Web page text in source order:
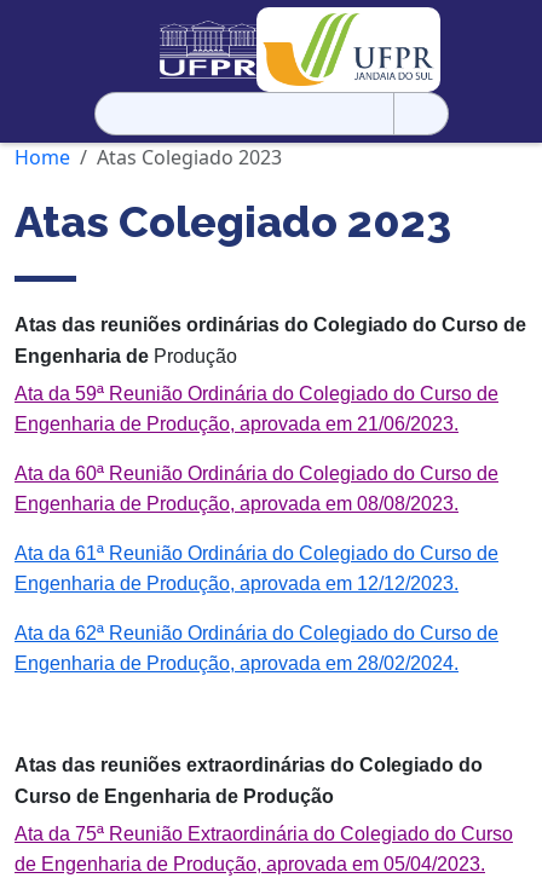
Pesquisar
por:
Home
Atas Colegiado 2023
Atas Colegiado 2023
Atas das reuniões ordinárias do Colegiado do Curso de
Engenharia de Produção
Ata da 59ª Reunião Ordinária do Colegiado do Curso de
Engenharia de Produção, aprovada em 21/06/2023.
Ata da 60ª Reunião Ordinária do Colegiado do Curso de
Engenharia de Produção, aprovada em 08/08/2023.
Ata da 61ª Reunião Ordinária do Colegiado do Curso de
Engenharia de Produção, aprovada em 12/12/2023.
Ata da 62ª Reunião Ordinária do Colegiado do Curso de
Engenharia de Produção, aprovada em 28/02/2024.
Atas das reuniões extraordinárias do Colegiado do
Curso de Engenharia de Produção
Ata da 75ª Reunião Extraordinária do Colegiado do Curso
de Engenharia de Produção, aprovada em 05/04/2023.